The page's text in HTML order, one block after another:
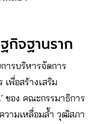
กิจฐานราก
ารบริหารจัดการ
พื่อสร้างเสริม
ของ คณะกรรมาธิการ
ามเหลื่อมล้ำ วุฒิสภา